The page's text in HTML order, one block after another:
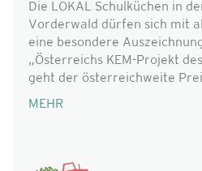
Die LOKAL Schulküchen in
Vorderwald dürfen sich mit
eine besondere
„Österreichs KEM-Projekt
geht der österreichweite
MEHR